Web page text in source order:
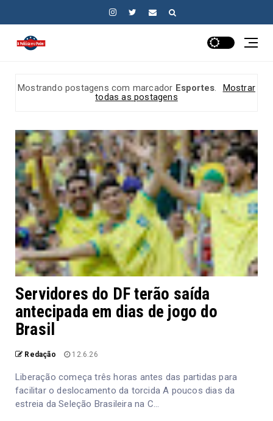
Mostrando postagens com marcador Esportes.
Mostrar
todas as postagens
Servidores do DF terão saída
antecipada em dias de jogo do
Brasil
Redação 12.6.26
Liberação começa três horas antes das partidas para
facilitar o deslocamento da torcida A poucos dias da
estreia da Seleção Brasileira na C...